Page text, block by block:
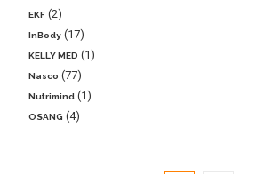
EKF 2
InBody 17
KELLY MED 1
Nasco 77
Nutrimind 1
OSANG 4